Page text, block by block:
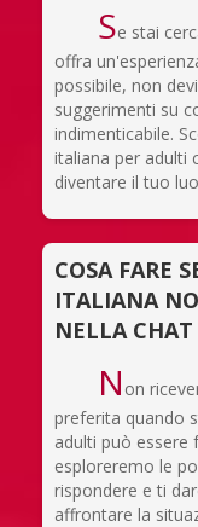
Se stai
offra
possibile, non
suggerimenti su
indimenticabile.
italiana per adulti
diventare il tuo
COSA FARE
ITALIANA
NELLA
N on
preferita quando
adulti può essere
esploreremo le
rispondere e ti
affrontare la